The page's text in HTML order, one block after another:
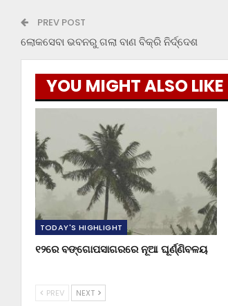
PREV POST
ଲୋକସେବା ଭବନରୁ ଗଲା ବାଣ ବିକ୍ରି ନିର୍ଦ୍ଦେଶ
YOU MIGHT ALSO LIKE
TODAY'S HIGHLIGHT
୧୨ରେ ବଙ୍ଗୋପସାଗରରେ ନୂଆ ଘୂର୍ଣ୍ଣିବଳୟ
PREV NEXT